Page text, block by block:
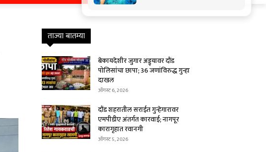
ताज्या बातम्या
बेकायदेशीर जुगार अड्ड्यावर दौंड
पोलिसांचा छापा; 36 जणांविरुद्ध गुन्हा
दाखल
ऑगस्ट 6, 2026
दौंड शहरातील सराईत गुन्हेगारावर
एमपीडीए अंतर्गत कारवाई; नागपूर
कारागृहात रवानगी
ऑगस्ट 5, 2026